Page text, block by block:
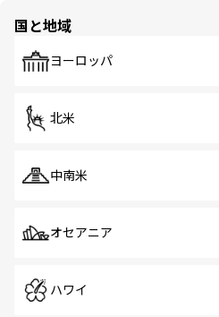
で、ホーカーズは地元の
国と地域
ヨーロッパ
北米
中南米
オセアニア
ハワイ